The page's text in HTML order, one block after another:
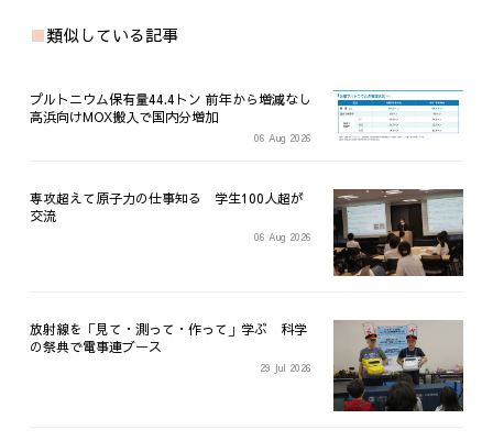
類似している記事
プルトニウム保有量44.4トン 前年から増減なし
高浜向けMOX搬入で国内分増加
06 Aug 2026
専攻超えて原子力の仕事知る 学生100人超が
交流
06 Aug 2026
放射線を「見て・測って・作って」学ぶ 科学
の祭典で電事連ブース
29 Jul 2026